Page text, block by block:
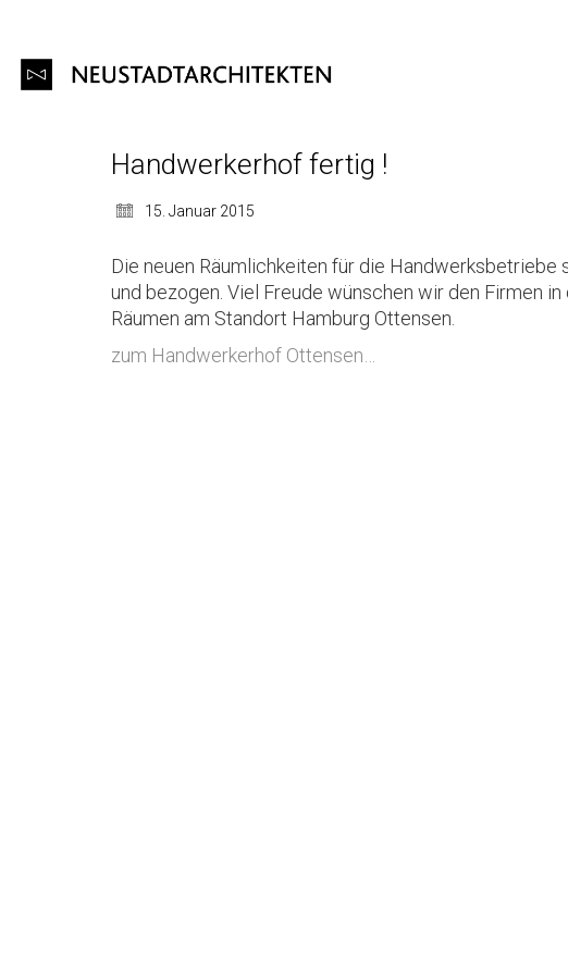
Handwerkerhof fertig !
15. Januar 2015
Die neuen Räumlichkeiten für die
und bezogen. Viel Freude wünschen wir den Firmen in
Räumen am Standort Hamburg Ottensen.
zum Handwerkerhof Ottensen…